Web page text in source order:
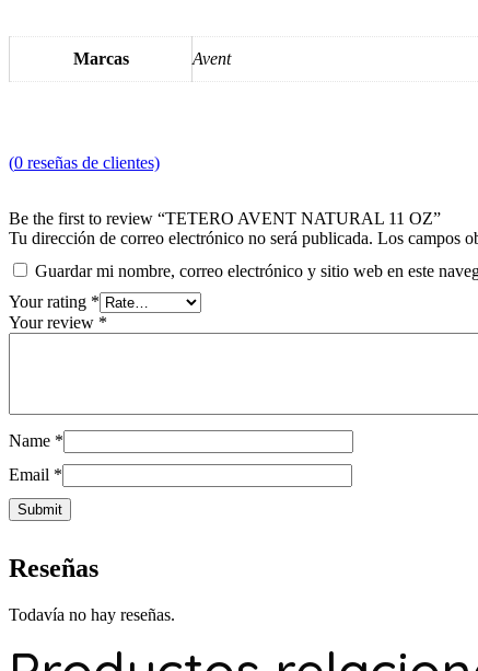
Marcas Avent
(0 reseñas de clientes)
Be the first to review “TETERO AVENT NATURAL 11 OZ”
Tu dirección de correo electrónico no será publicada. Los campos
Guardar mi nombre, correo electrónico y sitio web en este
Your rating *
Your review *
Name *
Email *
Reseñas
Todavía no hay reseñas.